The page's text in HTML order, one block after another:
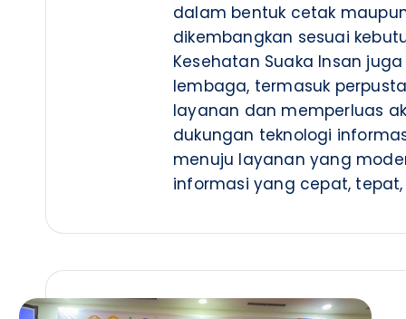
s
e
h
dalam bentuk cetak
dikembangkan sesuai
Kesehatan Suaka Insan
lembaga, termasuk
layanan dan memperluas
dukungan teknologi
menuju layanan yang
informasi yang cepat,